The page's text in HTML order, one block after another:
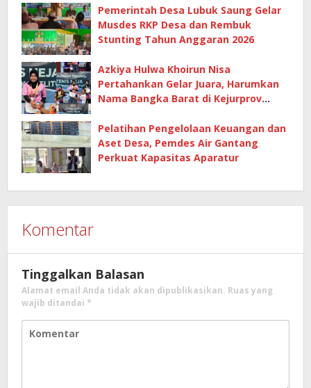
Pemerintah Desa Lubuk Saung Gelar
Musdes RKP Desa dan Rembuk
Stunting Tahun Anggaran 2026
Azkiya Hulwa Khoirun Nisa
Pertahankan Gelar Juara, Harumkan
Nama Bangka Barat di Kejurprov
Pelatihan Pengelolaan Keuangan dan
Aset Desa, Pemdes Air Gantang
Perkuat Kapasitas Aparatur
Komentar
Tinggalkan Balasan
Alamat email Anda tidak akan dipublikasikan. Ruas yang
wajib ditandai *